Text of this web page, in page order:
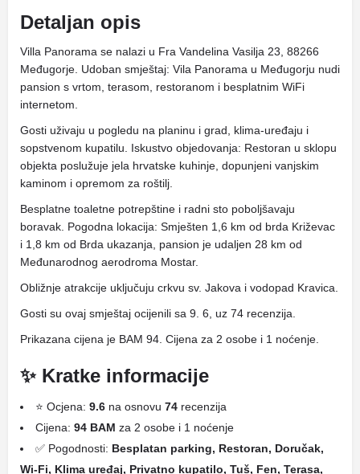
Detaljan opis
Villa Panorama se nalazi u Fra Vandelina Vasilja 23, 88266
Međugorje. Udoban smještaj: Vila Panorama u Međugorju nudi
pansion s vrtom, terasom, restoranom i besplatnim WiFi
internetom.
Gosti uživaju u pogledu na planinu i grad, klima-uređaju i
sopstvenom kupatilu. Iskustvo objedovanja: Restoran u sklopu
objekta poslužuje jela hrvatske kuhinje, dopunjeni vanjskim
kaminom i opremom za roštilj.
Besplatne toaletne potrepštine i radni sto poboljšavaju
boravak. Pogodna lokacija: Smješten 1,6 km od brda Križevac
i 1,8 km od Brda ukazanja, pansion je udaljen 28 km od
Međunarodnog aerodroma Mostar.
Obližnje atrakcije uključuju crkvu sv. Jakova i vodopad Kravica.
Gosti su ovaj smještaj ocijenili sa 9. 6, uz 74 recenzija.
Prikazana cijena je BAM 94. Cijena za 2 osobe i 1 noćenje.
✨ Kratke informacije
⭐ Ocjena: 9.6 na osnovu 74 recenzija
Cijena: 94 BAM za 2 osobe i 1 noćenje
✅ Pogodnosti: Besplatan parking, Restoran, Doručak,
Wi-Fi, Klima uređaj, Privatno kupatilo, Tuš, Fen, Terasa,